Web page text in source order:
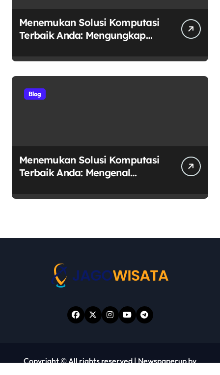
Menemukan Solusi Komputasi
Terbaik Anda: Mengungkap
sebagai Tempat Beli Laptop
Terpercaya
Blog
Menemukan Solusi Komputasi
Terbaik Anda: Mengenal
Ekosistem Laptop Terintegrasi
Copyright © All rights reserved|Newspaperupby